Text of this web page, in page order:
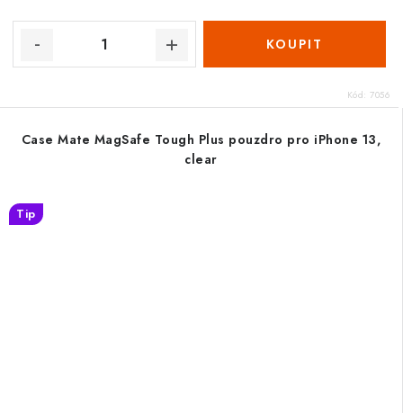
Kód: 7056
Case Mate MagSafe Tough Plus pouzdro pro iPhone 13,
clear
Tip